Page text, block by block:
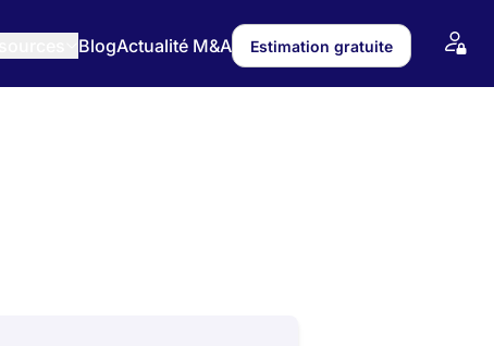
BlogActualité M&A Estimation gratuite